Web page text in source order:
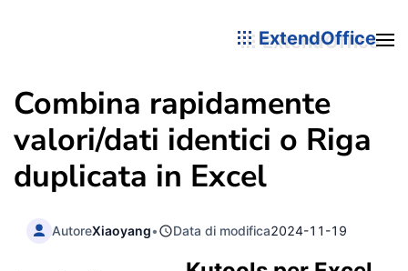
ExtendOffice
Combina rapidamente
valori/dati identici o Riga
duplicata in Excel
AutoreXiaoyang• Data di modifica2024-11-19